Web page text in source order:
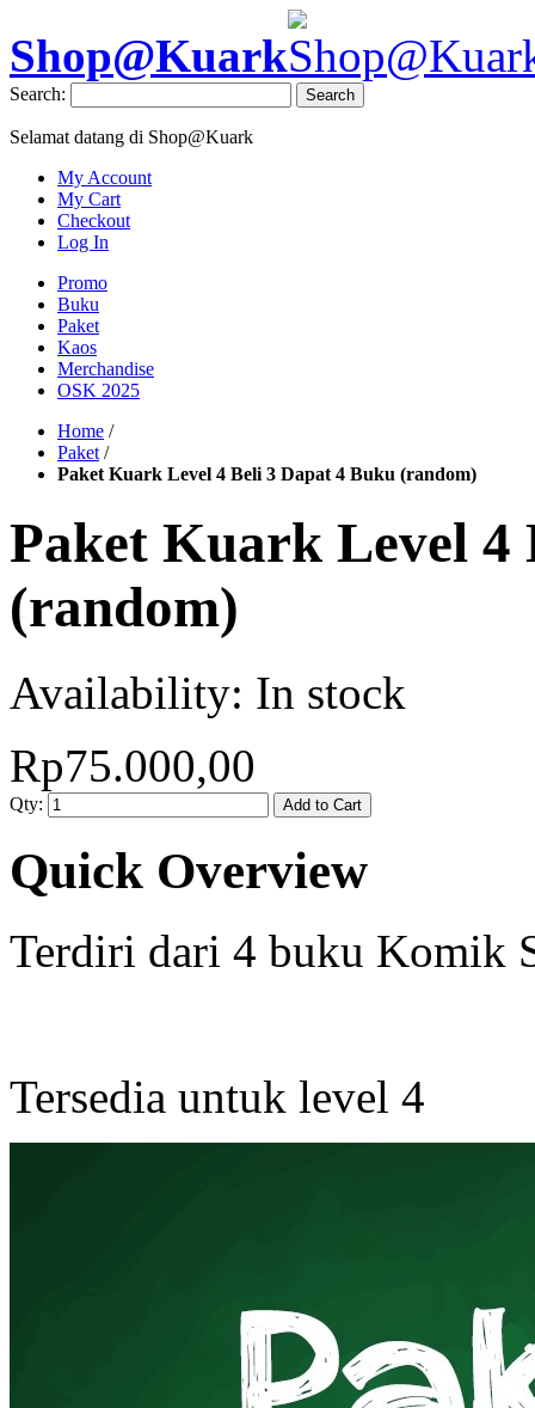
Shop@Kuark
Search: Search
Selamat datang di Shop@Kuark
My Account
My Cart
Checkout
Log In
Promo
Buku
Paket
Kaos
Merchandise
OSK 2025
Home /
Paket /
Paket Kuark Level 4 Beli 3 Dapat 4 Buku (random)
Paket Kuark Level 4
(random)
Availability: In stock
Rp75.000,00
Qty: Add to Cart
Quick Overview
Terdiri dari 4 buku Komik
Tersedia untuk level 4